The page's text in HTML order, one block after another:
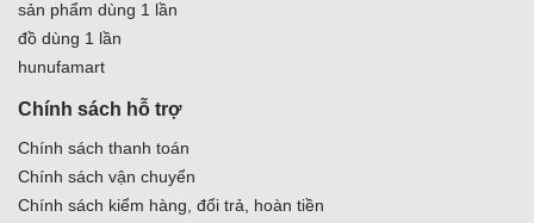
sản phẩm dùng 1 lần
đồ dùng 1 lần
hunufamart
Chính sách hỗ trợ
Chính sách thanh toán
Chính sách vận chuyển
Chính sách kiểm hàng, đổi trả, hoàn tiền